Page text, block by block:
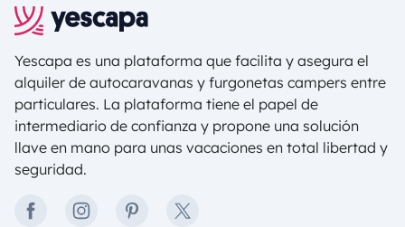
belgas en autocaravana, a continuación te
presentamos un itinerario de 7 días por los lugares
que hay que ver durante tu viaje.
Yescapa es una plataforma que facilita y asegura el
alquiler de autocaravanas y furgonetas campers entre
particulares. La plataforma tiene el papel de
intermediario de confianza y propone una solución
llave en mano para unas vacaciones en total libertad y
seguridad.
facebookinstagrampinteresttwitter